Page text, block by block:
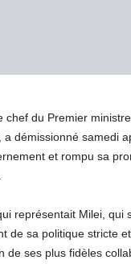
chef du Premier
a démissionné samedi
et rompu sa
représentait Milei, qui
de sa politique stricte
de ses plus fidèles